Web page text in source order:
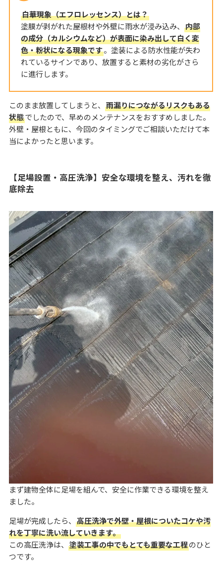
白華現象（エフロレッセンス）とは？
塗膜が剥がれた屋根材や外壁に雨水が浸み込み、内部
の成分（カルシウムなど）が表面に染み出して白く変
色・粉状になる現象です。塗装による防水性能が失わ
れているサインであり、放置すると素材の劣化がさら
に進行します。
このまま放置してしまうと、 雨漏りにつながるリスクもある
状態でしたので、早めのメンテナンスをおすすめしました。
外壁・屋根ともに、今回のタイミングでご相談いただけて本
当によかったと思います。
【足場設置・高圧洗浄】安全な環境を整え、汚れを徹
底除去
まず建物全体に足場を組んで、安全に作業できる環境を整え
ました。
足場が完成したら、 高圧洗浄で外壁・屋根についたコケや汚
れを丁寧に洗い流していきます。
この高圧洗浄は、 塗装工事の中でもとても重要な工程のひと
つです。